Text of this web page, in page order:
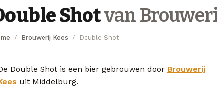
Shotvan
Brouwerij Kees Double Shot
Double Shot is een bier gebrouwen door Brouwerij
uit Middelburg.